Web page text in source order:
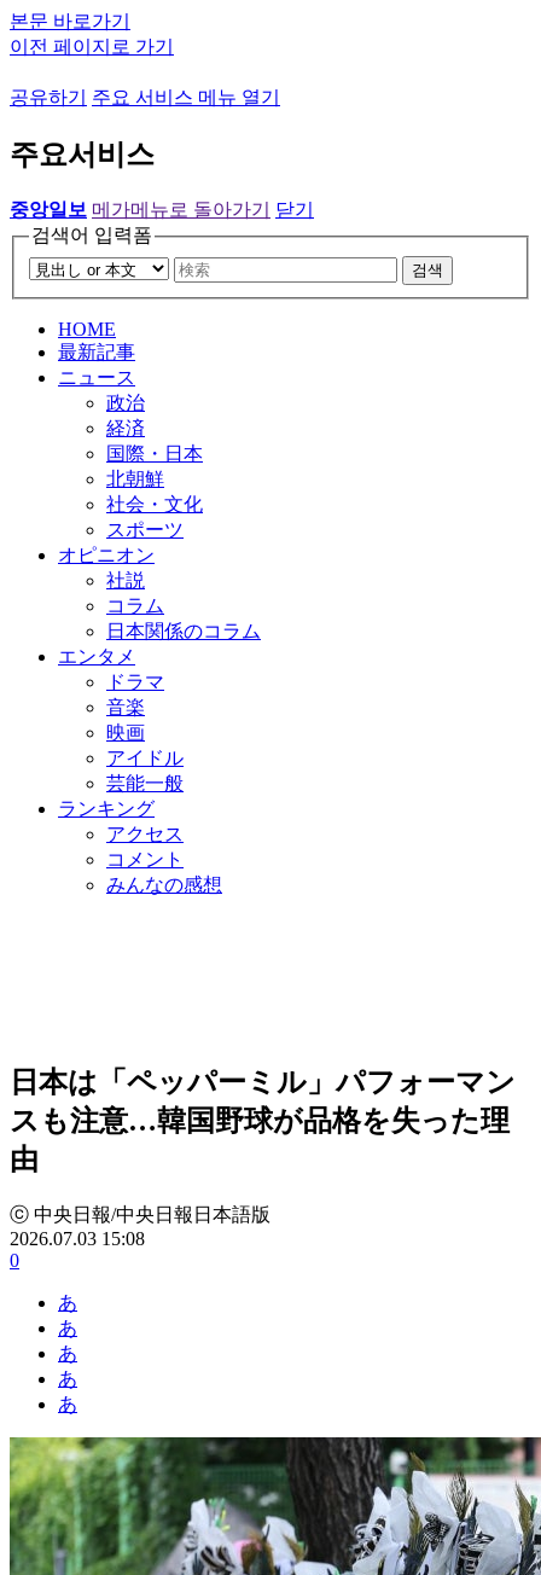
본문 바로가기
이전 페이지로 가기
공유하기 주요 서비스 메뉴 열기
주요서비스
중앙일보 메가메뉴로 돌아가기
닫기
검색어 입력폼
검색
HOME
最新記事
ニュース
政治
経済
国際・日本
北朝鮮
社会・文化
スポーツ
オピニオン
社説
コラム
日本関係のコラム
エンタメ
ドラマ
音楽
映画
アイドル
芸能一般
ランキング
アクセス
コメント
みんなの感想
日本は「ペッパーミル」パフォーマン
スも注意…韓国野球が品格を失った理
由
ⓒ 中央日報/中央日報日本語版
2026.07.03 15:08
0
あ
あ
あ
あ
あ